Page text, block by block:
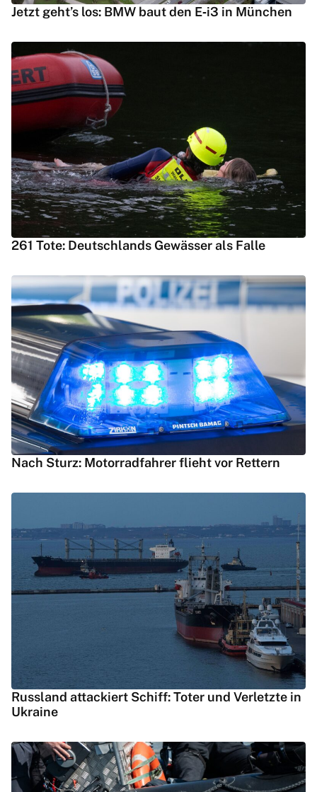
Jetzt geht’s los: BMW baut den E‑i3 in München
261 Tote: Deutschlands Gewässer als Falle
Nach Sturz: Motorradfahrer flieht vor Rettern
Russland attackiert Schiff: Toter und Verletzte in
Ukraine